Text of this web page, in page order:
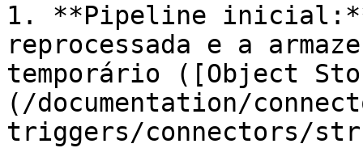
1. **Pipeline inicial:**
reprocessada e a
temporário ([Object
(/documentation/
triggers/connectors/